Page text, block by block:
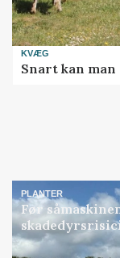
KVÆG
Snart kan
PLANTER
Før